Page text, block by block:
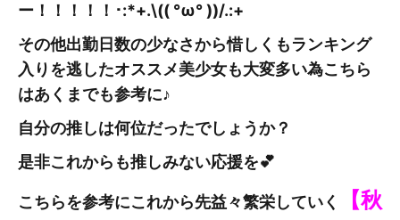
ー！！！！！ ･:*+.\(( °ω° ))/.:+
その他出勤日数の少なさから惜しくもランキング
入りを逃したオススメ美少女も大変多い為こちら
はあくまでも参考に♪
自分の推しは何位だったでしょうか？
是非これからも推しみない応援を💕
こちらを参考にこれから先益々繁栄していく
【秋